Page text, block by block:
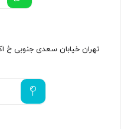
تهران خیابان سعدی جنوبی خ